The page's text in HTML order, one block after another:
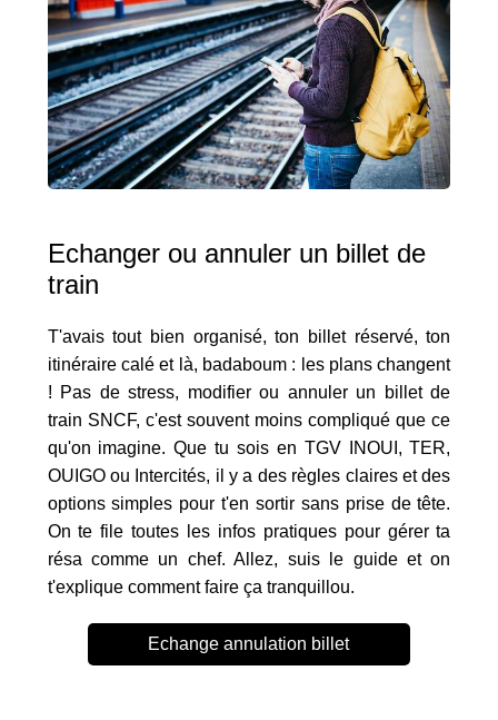
Echanger ou annuler un billet de
train
T'avais tout bien organisé, ton billet réservé, ton
itinéraire calé et là, badaboum : les plans changent
! Pas de stress, modifier ou annuler un billet de
train SNCF, c'est souvent moins compliqué que ce
qu'on imagine. Que tu sois en TGV INOUI, TER,
OUIGO ou Intercités, il y a des règles claires et des
options simples pour t'en sortir sans prise de tête.
On te file toutes les infos pratiques pour gérer ta
résa comme un chef. Allez, suis le guide et on
t'explique comment faire ça tranquillou.
Echange annulation billet